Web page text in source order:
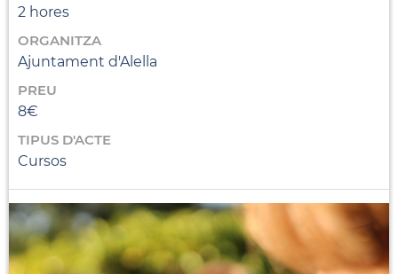
2 hores
ORGANITZA
Ajuntament d'Alella
PREU
8€
TIPUS D'ACTE
Cursos